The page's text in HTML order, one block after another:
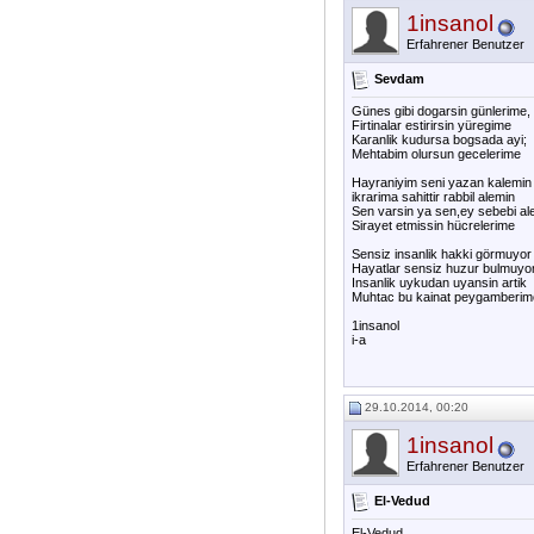
1insanol
Erfahrener Benutzer
Sevdam
Günes gibi dogarsin günlerime,
Firtinalar estirirsin yüregime
Karanlik kudursa bogsada ayi;
Mehtabim olursun gecelerime
Hayraniyim seni yazan kalemin
ikrarima sahittir rabbil alemin
Sen varsin ya sen,ey sebebi
Sirayet etmissin hücrelerime
Sensiz insanlik hakki görmuyor
Hayatlar sensiz huzur
Insanlik uykudan uyansin artik
Muhtac bu kainat
1insanol
i-a
29.10.2014, 00:20
1insanol
Erfahrener Benutzer
El-Vedud